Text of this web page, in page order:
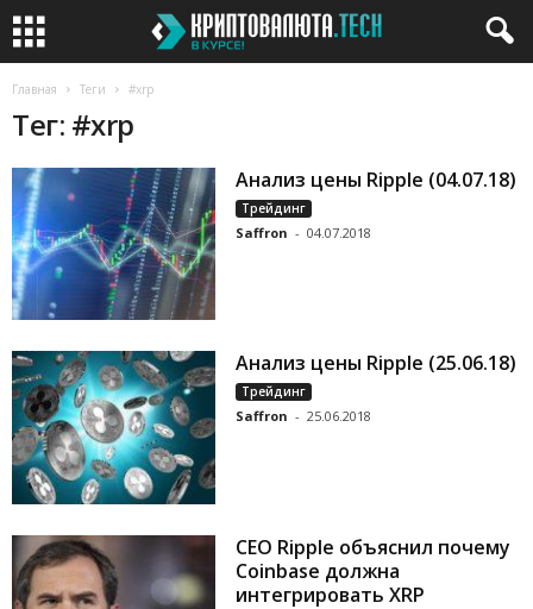
Главная Теги #xrp
Тег: #xrp
Анализ цены Ripple (04.07.18)
Трейдинг
Saffron - 04.07.2018
Анализ цены Ripple (25.06.18)
Трейдинг
Saffron - 25.06.2018
CEO Ripple объяснил почему
Coinbase должна
интегрировать XRP